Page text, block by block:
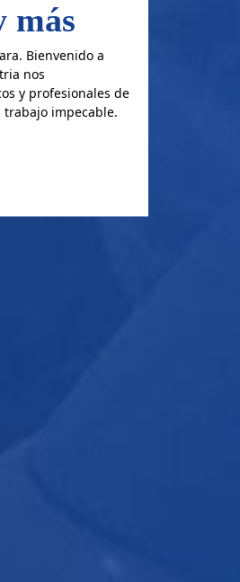
más
Bienvenido a
nos
y profesionales de
impecable.